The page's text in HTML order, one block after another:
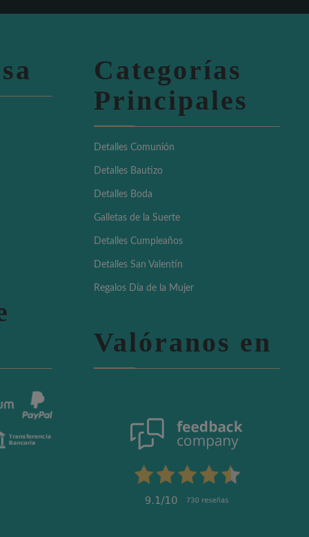
Categorías
Principales
Detalles Comunión
Detalles Bautizo
Detalles Boda
Galletas de la Suerte
Detalles Cumpleaños
Detalles San Valentín
Regalos Día de la Mujer
Valóranos en